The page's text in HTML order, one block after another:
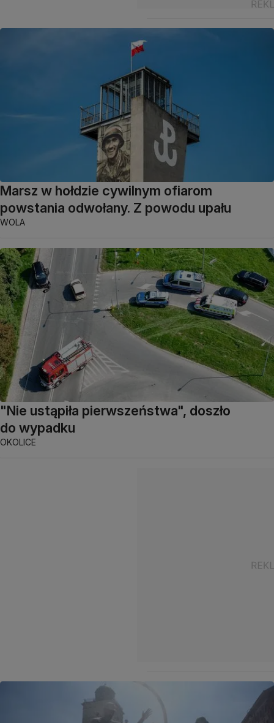
Marsz w hołdzie cywilnym ofiarom
powstania odwołany. Z powodu upału
WOLA
"Nie ustąpiła pierwszeństwa", doszło
do wypadku
OKOLICE